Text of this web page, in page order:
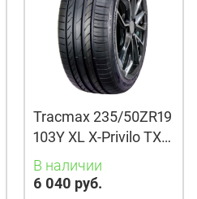
Tracmax 235/50ZR19
103Y XL X-Privilo TX3
TL
В наличии
6 040 руб.